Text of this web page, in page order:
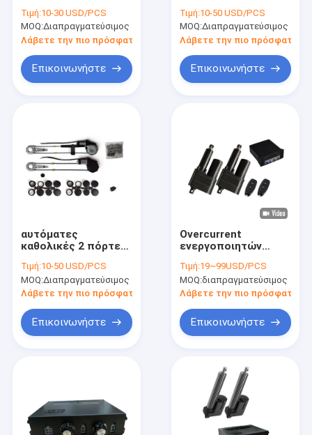
Περίπου εμείς
αντικλεπτικού
συναγερμού
μοτοσικλετών
συστημάτων 12V του
καθολικού
Τιμή:10-30 USD/PCS
MOQ:Διαπραγματεύσιμος
Λάβετε την πιο πρόσφατη τιμή
Επικοινωνήστε
διπλό ηλεκτρικό
γραμμικό μη-
στιγμιαίο
Τιμή:10-50 USD/PCS
MOQ:Διαπραγματεύσιμος
Λάβετε την πιο πρόσφατη
Επικοινωνήστε
αυτόματες
καθολικές 2 πόρτες
εξαρτήσεων
μηχανών παραθύρων
δύναμης
24V
Τιμή:10-50 USD/PCS
MOQ:Διαπραγματεύσιμος
Λάβετε την πιο πρόσφατη τιμή
Επικοινωνήστε
Overcurrent
ενεργοποιητών
διακοπτών καλάμων
ασύρματη γραμμική
προστασία 12V
Τιμή:19~99USD/PCS
MOQ:διαπραγματεύσιμος
Λάβετε την πιο πρόσφατη
Επικοινωνήστε